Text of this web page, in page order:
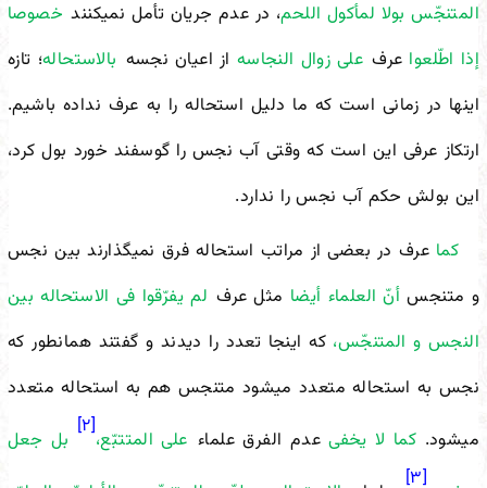
المتنجّس بولا لمأکول اللحم، در عدم جریان تأمل نمیکنند خصوصا
إذا اطّلعوا عرف على زوال النجاسه از اعیان نجسه بالاستحاله؛ تازه
اینها در زمانی است که ما دلیل استحاله را به عرف نداده باشیم.
ارتکاز عرفی این است که وقتی آب نجس را گوسفند خورد بول کرد،
این بولش حکم آب نجس را ندارد.
کما عرف در بعضی از مراتب استحاله فرق نمیگذارند بین نجس
و متنجس أنّ العلماء أیضا مثل عرف لم یفرّقوا فی الاستحاله بین
النجس و المتنجّس، که اینجا تعدد را دیدند و گفتند همانطور که
نجس به استحاله متعدد میشود متنجس هم به استحاله متعدد
میشود. کما لا یخفىعدم الفرق علماء على المتتبّع،
[۲]
بل جعل
[۳]